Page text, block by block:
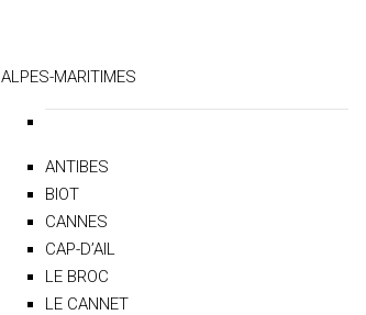
ALPES-MARITIMES
ANTIBES
BIOT
CANNES
CAP-D’AIL
LE BROC
LE CANNET